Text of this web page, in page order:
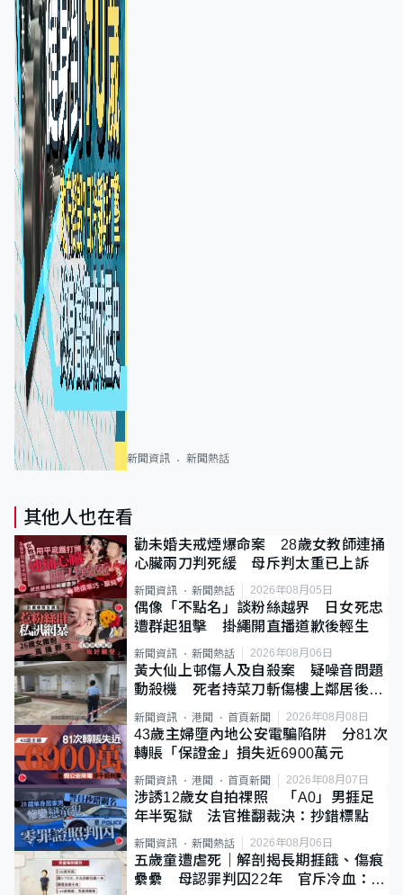
新聞資訊 新聞熱話
其他人也在看
勸未婚夫戒煙爆命案 28歲女教師連捅
心臟兩刀判死緩 母斥判太重已上訴
新聞資訊 新聞熱話 2026年08月05日
偶像「不點名」談粉絲越界 日女死忠
遭群起狙擊 掛繩開直播道歉後輕生
新聞資訊 新聞熱話 2026年08月06日
黃大仙上邨傷人及自殺案 疑噪音問題
動殺機 死者持菜刀斬傷樓上鄰居後墮
新聞資訊 港聞 首頁新聞 2026年08月08日
43歲主婦墮內地公安電騙陷阱 分81次
轉賬「保證金」損失近6900萬元
新聞資訊 港聞 首頁新聞 2026年08月07日
涉誘12歲女自拍祼照 「A0」男捱足
年半冤獄 法官推翻裁決：抄錯標點
新聞資訊 新聞熱話 2026年08月06日
五歲童遭虐死｜解剖揭長期捱餓、傷痕
纍纍 母認罪判囚22年 官斥冷血：同